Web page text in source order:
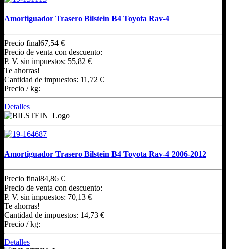
Amortiguador Trasero Bilstein B4 Toyota Rav-4
Precio final67,54 €
Precio de venta con descuento:
P. V. sin impuestos: 55,82 €
Te ahorras!
Cantidad de impuestos: 11,72 €
Precio / kg:
Detalles
Amortiguador Trasero Bilstein B4 Toyota Rav-4 2006-2012
Precio final84,86 €
Precio de venta con descuento:
P. V. sin impuestos: 70,13 €
Te ahorras!
Cantidad de impuestos: 14,73 €
Precio / kg:
Detalles